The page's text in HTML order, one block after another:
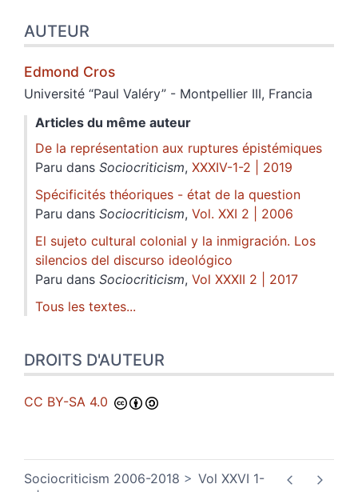
AUTEUR
Edmond Cros
Université “Paul Valéry” - Montpellier III, Francia
Articles du même auteur
De la représentation aux ruptures épistémiques
Paru dans Sociocriticism, XXXIV-1-2 | 2019
Spécificités théoriques - état de la question
Paru dans Sociocriticism, Vol. XXI 2 | 2006
El sujeto cultural colonial y la inmigración. Los
silencios del discurso ideológico
Paru dans Sociocriticism, Vol XXXII 2 | 2017
Tous les textes...
DROITS D'AUTEUR
CC BY-SA 4.0
Sociocriticism 2006-2018
Vol XXVI 1-